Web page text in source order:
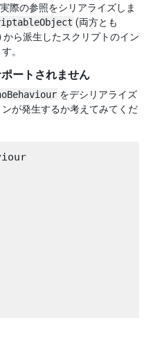
際の参照をシリアライズしま
(両方とも
から派生したスクリプトのイン
。
ートされません
をデシリアライズ
が発生するか考えてみてくだ